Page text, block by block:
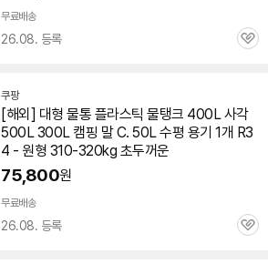
무료배송
26.08. 등록
관
쿠팡
[해외] 대형 물통 플라스틱 물탱크 400L 사각
500L 300L 캠핑 말 C. 50L 수평 용기 1개 R3
4 - 원형 310-320kg 초두꺼운
75,800원
무료배송
26.08. 등록
관